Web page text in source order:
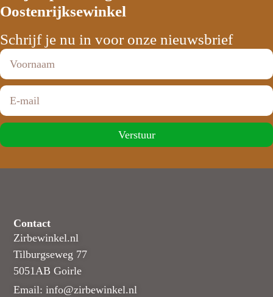
Oostenrijksewinkel
Schrijf je nu in voor onze nieuwsbrief
Verstuur
Contact
Zirbewinkel.nl
Tilburgseweg 77
5051AB Goirle
Email: info@zirbewinkel.nl